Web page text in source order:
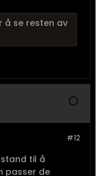
å se resten av
#12
til å
passer de